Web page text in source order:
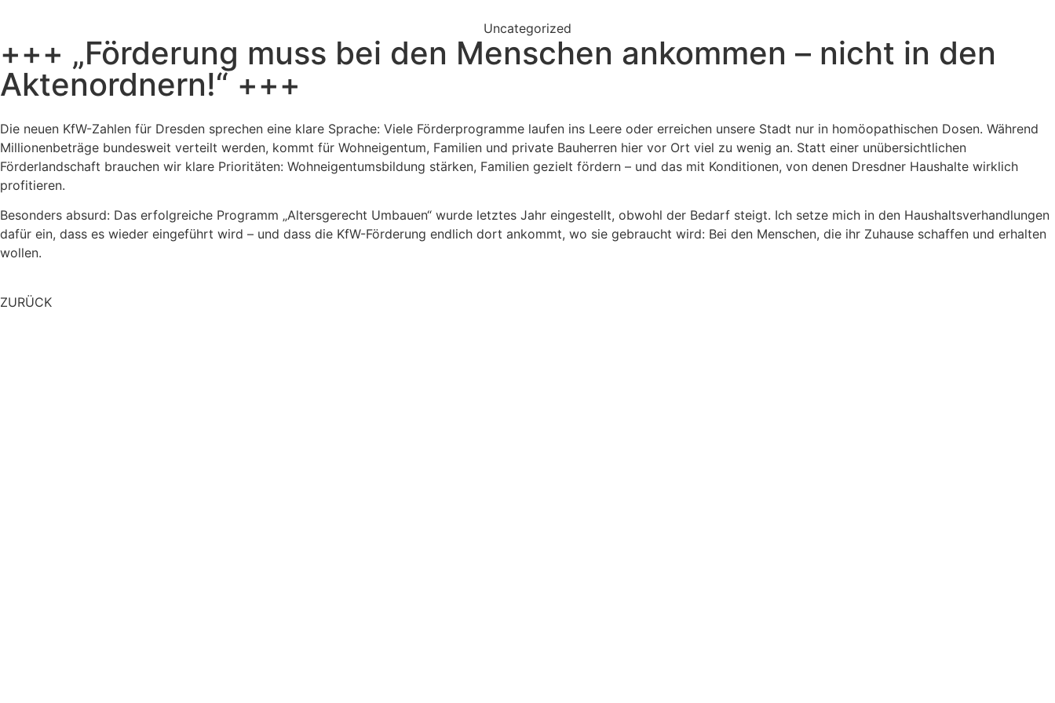
Uncategorized
+++ „Förderung muss bei den Menschen ankommen – nicht in den
Aktenordnern!“ +++
Die neuen KfW-Zahlen für Dresden sprechen eine klare Sprache: Viele Förderprogramme laufen ins Leere oder erreichen unsere Stadt nur in homöopathischen Dosen. Während
Millionenbeträge bundesweit verteilt werden, kommt für Wohneigentum, Familien und private Bauherren hier vor Ort viel zu wenig an. Statt einer unübersichtlichen
Förderlandschaft brauchen wir klare Prioritäten: Wohneigentumsbildung stärken, Familien gezielt fördern – und das mit Konditionen, von denen Dresdner Haushalte wirklich
profitieren.
Besonders absurd: Das erfolgreiche Programm „Altersgerecht Umbauen“ wurde letztes Jahr eingestellt, obwohl der Bedarf steigt. Ich setze mich in den Haushaltsverhandlungen
dafür ein, dass es wieder eingeführt wird – und dass die KfW-Förderung endlich dort ankommt, wo sie gebraucht wird: Bei den Menschen, die ihr Zuhause schaffen und erhalten
wollen.
ZURÜCK